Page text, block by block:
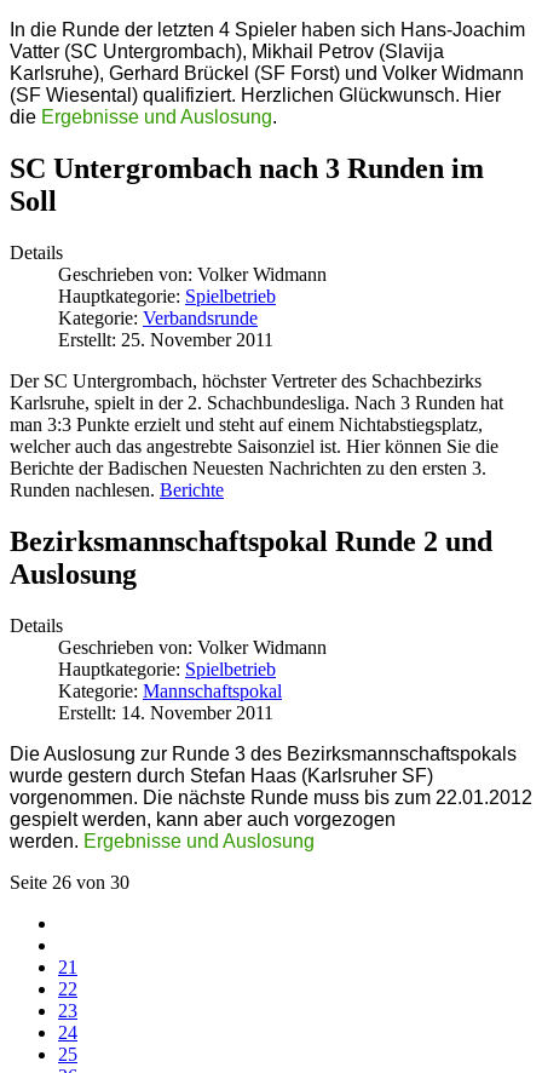
In die Runde der letzten 4 Spieler haben sich Hans-Joachim
Vatter (SC Untergrombach), Mikhail Petrov (Slavija
Karlsruhe), Gerhard Brückel (SF Forst) und Volker Widmann
(SF Wiesental) qualifiziert. Herzlichen Glückwunsch. Hier
die Ergebnisse und Auslosung.
SC Untergrombach nach 3 Runden im
Soll
Details
Geschrieben von: Volker Widmann
Hauptkategorie: Spielbetrieb
Kategorie: Verbandsrunde
Erstellt: 25. November 2011
Der SC Untergrombach, höchster Vertreter des Schachbezirks
Karlsruhe, spielt in der 2. Schachbundesliga. Nach 3 Runden hat
man 3:3 Punkte erzielt und steht auf einem Nichtabstiegsplatz,
welcher auch das angestrebte Saisonziel ist. Hier können Sie die
Berichte der Badischen Neuesten Nachrichten zu den ersten 3.
Runden nachlesen. Berichte
Bezirksmannschaftspokal Runde 2 und
Auslosung
Details
Geschrieben von: Volker Widmann
Hauptkategorie: Spielbetrieb
Kategorie: Mannschaftspokal
Erstellt: 14. November 2011
Die Auslosung zur Runde 3 des Bezirksmannschaftspokals
wurde gestern durch Stefan Haas (Karlsruher SF)
vorgenommen. Die nächste Runde muss bis zum 22.01.2012
gespielt werden, kann aber auch vorgezogen
werden. Ergebnisse und Auslosung
Seite 26 von 30
21
22
23
24
25